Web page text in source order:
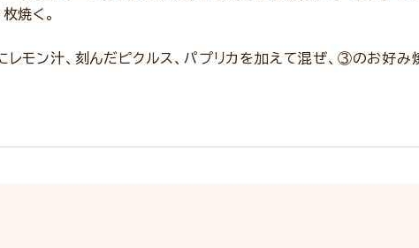
焼く。
レモン汁、刻んだピクルス、パプリカを加えて混ぜ、③のお好